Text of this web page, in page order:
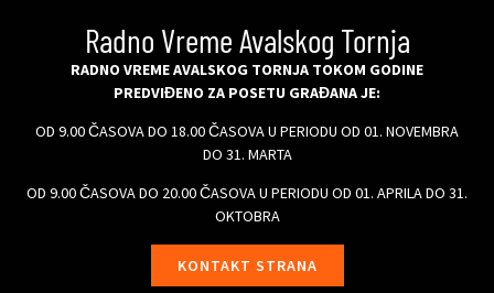
Radno Vreme Avalskog Tornja
RADNO VREME AVALSKOG TORNJA TOKOM GODINE
PREDVIĐENO ZA POSETU GRAĐANA JE:
OD 9.00 ČASOVA DO 18.00 ČASOVA U PERIODU OD 01. NOVEMBRA
DO 31. MARTA
OD 9.00 ČASOVA DO 20.00 ČASOVA U PERIODU OD 01. APRILA DO 31.
OKTOBRA
KONTAKT STRANA